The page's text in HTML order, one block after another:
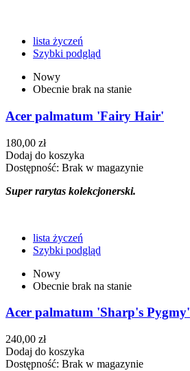
lista życzeń
Szybki podgląd
Nowy
Obecnie brak na stanie
Acer palmatum 'Fairy Hair'
180,00 zł
Dodaj do koszyka
Dostępność: Brak w magazynie
Super rarytas kolekcjonerski.
lista życzeń
Szybki podgląd
Nowy
Obecnie brak na stanie
Acer palmatum 'Sharp's Pygmy'
240,00 zł
Dodaj do koszyka
Dostępność: Brak w magazynie